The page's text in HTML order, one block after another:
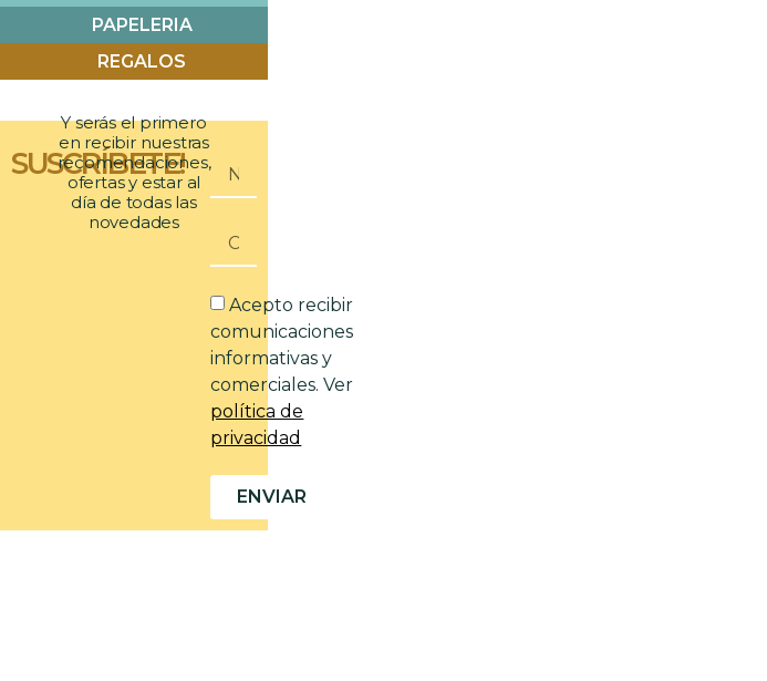
PAPELERIA
REGALOS
SUSCRÍBETE!
Y serás el primero
en recibir nuestras
recomendaciones,
ofertas y estar al
día de todas las
novedades
Acepto recibir
comunicaciones
informativas y
comerciales. Ver
política de
privacidad
ENVIAR